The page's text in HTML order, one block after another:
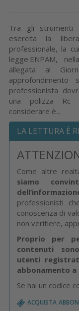
Tra gli strumenti
esercita la
professionale, la
legge.ENPAM,
allegata al
approfondimento
professionista
una polizza Rc
considerare è...
LA LETTURA È
Come altre
siamo
professionisti
conoscenza di
non veritiere,
Proprio per
contenuti
utenti
abbonamento
Se hai un codice
acquista